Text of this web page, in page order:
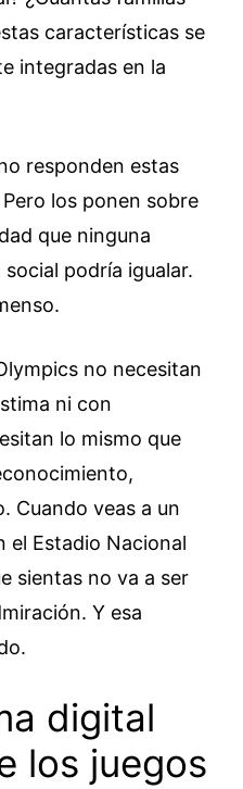
características se
integradas en la
responden estas
los ponen sobre
que ninguna
podría igualar.
no necesitan
ni con
lo mismo que
Cuando veas a un
el Estadio Nacional
sientas no va a ser
Y esa
digital
los juegos